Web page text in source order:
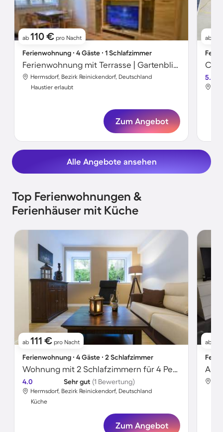
ab 110 € pro Nacht
Ferienwohnung ∙ 4 Gäste ∙ 1 Schlafzimmer
Ferienwohnung mit Terrasse | Gartenblick | Haustiere erlaubt
Hermsdorf, Bezirk Reinickendorf, Deutschland
Haustier erlaubt
Zum Angebot
ab
5.0
Alle Angebote ansehen
Top Ferienwohnungen &
Ferienhäuser mit Küche
ab 111 € pro Nacht
Ferienwohnung ∙ 4 Gäste ∙ 2 Schlafzimmer
Wohnung mit 2 Schlafzimmern für 4 Personen
4.0 Sehr gut (1 Bewertung)
Hermsdorf, Bezirk Reinickendorf, Deutschland
Küche
Zum Angebot
ab